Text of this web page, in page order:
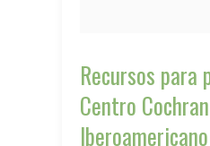
Recursos para
Centro
Iberoamericano